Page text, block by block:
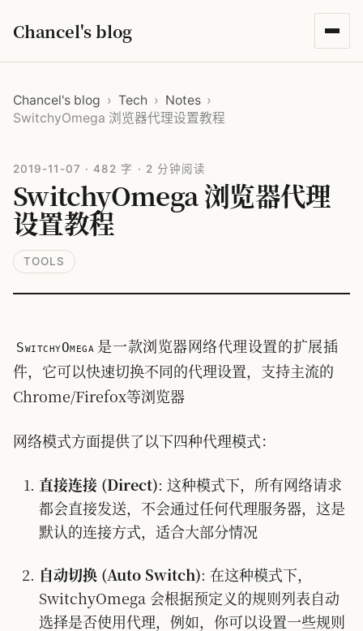
Chancel's blog
Chancel's blog › Tech › Notes ›
SwitchyOmega 浏览器代理设置教程
2019-11-07 · 482 字 · 2 分钟阅读
SwitchyOmega 浏览器代理
设置教程
TOOLS
SwitchyOmega 是一款浏览器网络代理设置的扩展插
件，它可以快速切换不同的代理设置，支持主流的
Chrome/Firefox等浏览器
网络模式方面提供了以下四种代理模式：
直接连接 (Direct): 这种模式下，所有网络请求
都会直接发送，不会通过任何代理服务器，这是
默认的连接方式，适合大部分情况
自动切换 (Auto Switch): 在这种模式下，
SwitchyOmega 会根据预定义的规则列表自动
选择是否使用代理，例如，你可以设置一些规则